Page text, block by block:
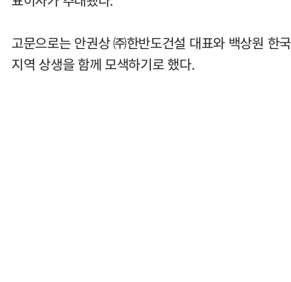
고문으로는 안권상 ㈜한반도건설 대표와 백상원 한
지역 상생을 함께 모색하기로 했다.